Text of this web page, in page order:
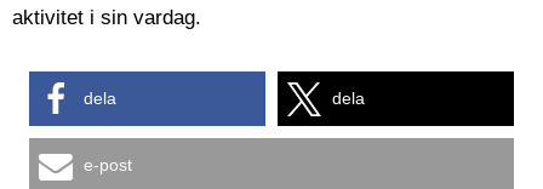
aktivitet i sin vardag.
dela dela
e-post